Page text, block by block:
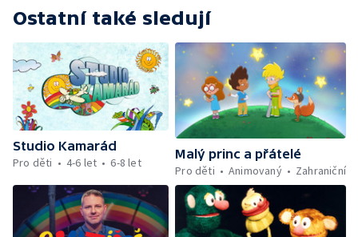
Ostatní také sledují
Studio Kamarád
Pro děti
4-6 let 6-8 let
Malý princ a přátelé
Pro děti
Animovaný Zahraniční